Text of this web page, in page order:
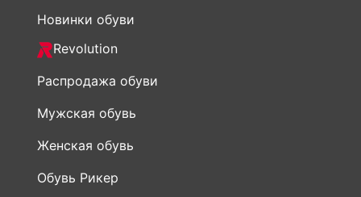
Новинки обуви
Revolution
Распродажа обуви
Мужская обувь
Женская обувь
Обувь Рикер